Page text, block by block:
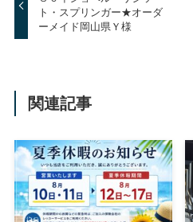
ト・スプリンガー★オーダ
ーメイド岡山県Ｙ様
関連記事